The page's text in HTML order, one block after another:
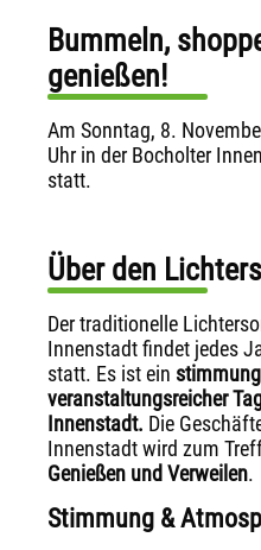
Bummeln,
genießen!
Am Sonntag, 8.
Uhr in der Bocholter
statt.
Über den
Der traditionelle
Innenstadt findet jedes
statt. Es ist ein
veranstaltungsreicher
Innenstadt. Die
Innenstadt wird zum
Genießen und Verweilen.
Stimmung &